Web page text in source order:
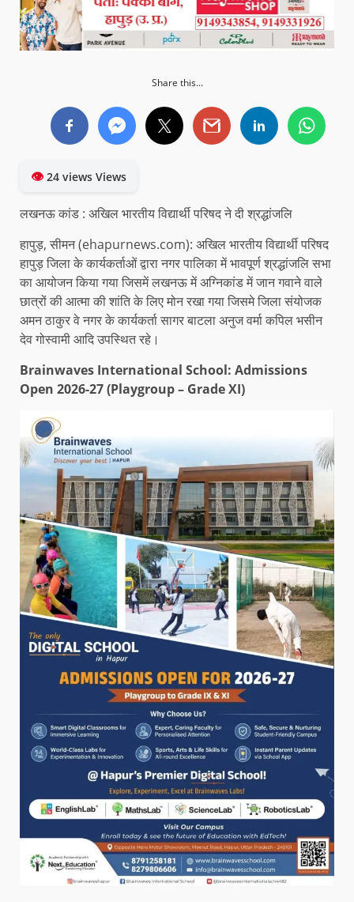
Share this...
👁24 views Views
लखनऊ कांड : अखिल भारतीय विद्यार्थी परिषद ने दी श्रद्धांजलि
हापुड़, सीमन (ehapurnews.com): अखिल भारतीय विद्यार्थी परिषद
हापुड़ जिला के कार्यकर्ताओं द्वारा नगर पालिका में भावपूर्ण श्रद्धांजलि सभा
का आयोजन किया गया जिसमें लखनऊ में अग्निकांड में जान गवाने वाले
छात्रों की आत्मा की शांति के लिए मोन रखा गया जिसमे जिला संयोजक
अमन ठाकुर वे नगर के कार्यकर्ता सागर बाटला अनुज वर्मा कपिल भसीन
देव गोस्वामी आदि उपस्थित रहे।
Brainwaves International School: Admissions
Open 2026-27 (Playgroup – Grade XI)